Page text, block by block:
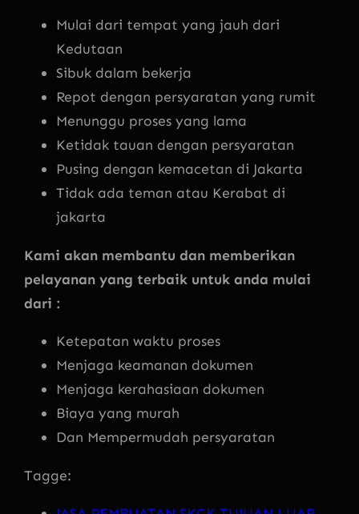
Mulai dari tempat yang jauh dari
Kedutaan
Sibuk dalam bekerja
Repot dengan persyaratan yang rumit
Menunggu proses yang lama
Ketidak tauan dengan persyaratan
Pusing dengan kemacetan di Jakarta
Tidak ada teman atau Kerabat di
jakarta
Kami akan membantu dan memberikan
pelayanan yang terbaik untuk anda mulai
dari :
Ketepatan waktu proses
Menjaga keamanan dokumen
Menjaga kerahasiaan dokumen
Biaya yang murah
Dan Mempermudah persyaratan
Tagge: